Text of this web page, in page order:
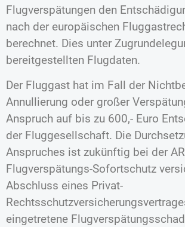
Flugverspätungen den
nach der europäischen
berechnet. Dies unter
bereitgestellten Flugdaten.
Der Fluggast hat im Fall der
Annullierung oder großer
Anspruch auf bis zu 600,- Euro
der Fluggesellschaft. Die
Anspruches ist zukünftig bei der
Flugverspätungs-Sofortschutz
Abschluss eines Privat-
eingetretene